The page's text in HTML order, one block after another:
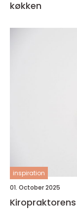
køkken
inspiration
01. October 2025